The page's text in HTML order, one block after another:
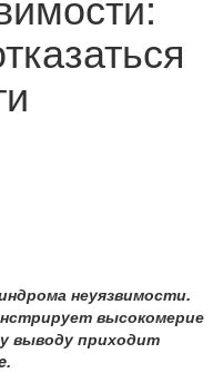
неуязвимости.
высокомерие
выводу приходит